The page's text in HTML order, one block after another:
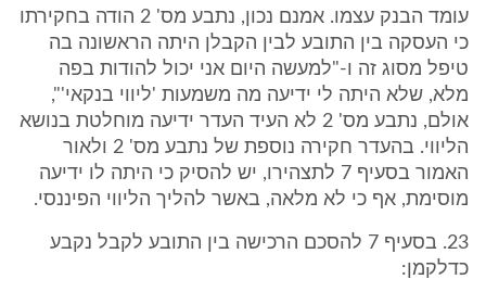
עומד הבנק עצמו. אמנם נכון, נתבע מס' 2 הודה בחקירתו
כי העסקה בין התובע לבין הקבלן היתה הראשונה בה
טיפל מסוג זה ו-"למעשה היום אני יכול להודות בפה
מלא, שלא היתה לי ידיעה מה משמעות 'ליווי בנקאי'",
אולם, נתבע מס' 2 לא העיד העדר ידיעה מוחלטת בנושא
הליווי. בהעדר חקירה נוספת של נתבע מס' 2 ולאור
האמור בסעיף 7 לתצהירו, יש להסיק כי היתה לו ידיעה
מוסימת, אף כי לא מלאה, באשר להליך הליווי הפיננסי.
23. בסעיף 7 להסכם הרכישה בין התובע לקבל נקבע
כדלקמן: